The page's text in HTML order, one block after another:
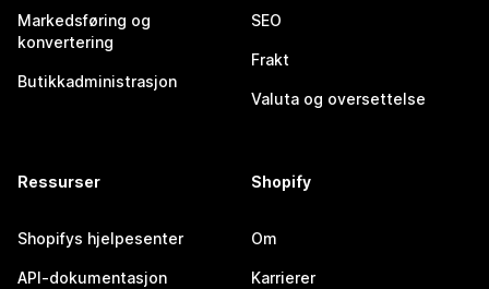
Markedsføring og
konvertering
Butikkadministrasjon
SEO
Frakt
Valuta og oversettelse
Ressurser
Shopifys hjelpesenter
API-dokumentasjon
Shopify
Om
Karrierer